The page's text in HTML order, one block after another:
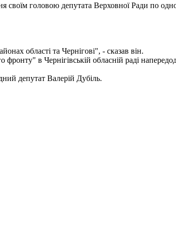
своїм головою депутата Верховної Ради по
області та Чернігові", - сказав він.
в Чернігівській обласній раді
депутат Валерій Дубіль.